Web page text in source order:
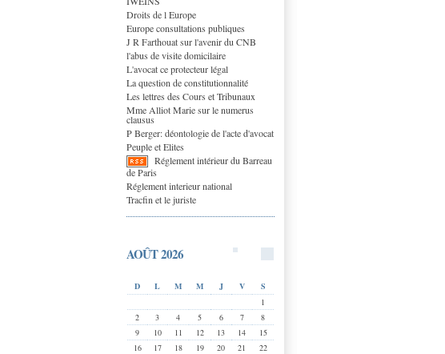
Droits de l Europe
Europe consultations publiques
J R Farthouat sur l'avenir du CNB
l'abus de visite domicilaire
L'avocat ce protecteur légal
La question de constitutionnalité
Les lettres des Cours et Tribunaux
Mme Alliot Marie sur le numerus
clausus
P Berger: déontologie de l'acte d'avocat
Peuple et Elites
Réglement intérieur du Barreau
de Paris
Réglement interieur national
Tracfin et le juriste
AOÛT 2026
D L M M J V
S
1
2
3 4 5 6 7
8
9
10 11 12 13 14
15
16
17 18 19 20 21
22